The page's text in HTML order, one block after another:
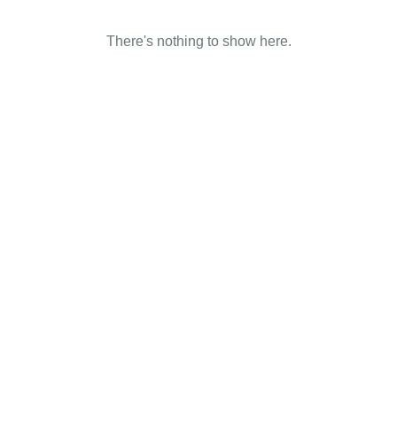
There's nothing to show here.